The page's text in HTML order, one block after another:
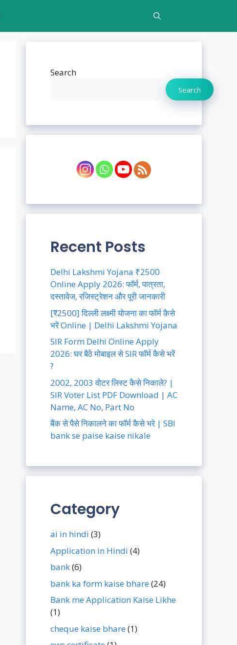
Search
Search
Recent Posts
Delhi Lakshmi Yojana ₹2500
Online Apply 2026: फॉर्म, पात्रता,
दस्तावेज, रजिस्ट्रेशन और पूरी जानकारी
[₹2500] दिल्ली लक्ष्मी योजना का फॉर्म कैसे
भरें Online | Delhi Lakshmi Yojana
SIR Form Delhi Online Apply
2026: घर बैठे मोबाइल से SIR फॉर्म कैसे भरें
?
2002, 2003 वोटर लिस्ट कैसे निकाले? |
SIR Voter List PDF Download | AC
Name, AC No, Part No
बैंक से पैसे निकालने का फॉर्म कैसे भरे | SBI
bank se paise kaise nikale
Category
ai in hindi (3)
Application in Hindi (4)
bank(6)
bank ka form kaise bhare(24)
Bank me Application Kaise Likhe
(1)
cheque kaise bhare(1)